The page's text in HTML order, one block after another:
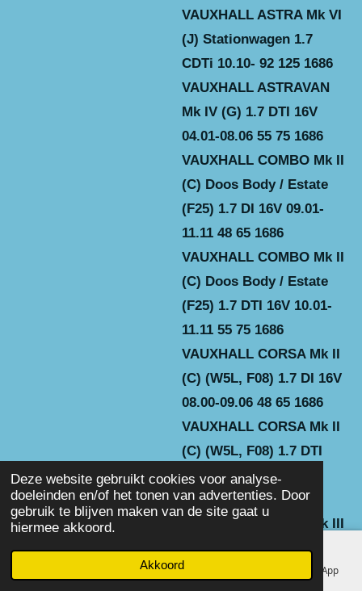
Deze website gebruikt cookies voor analyse-
doeleinden en/of het tonen van advertenties. Door
gebruik te blijven maken van de site gaat u
hiermee akkoord.
Akkoord
VAUXHALL ASTRA Mk VI
(J) Stationwagen 1.7
CDTi 10.10- 92 125 1686
VAUXHALL ASTRAVAN
Mk IV (G) 1.7 DTI 16V
04.01-08.06 55 75 1686
VAUXHALL COMBO Mk II
(C) Doos Body / Estate
(F25) 1.7 DI 16V 09.01-
11.11 48 65 1686
VAUXHALL COMBO Mk II
(C) Doos Body / Estate
(F25) 1.7 DTI 16V 10.01-
11.11 55 75 1686
VAUXHALL CORSA Mk II
(C) (W5L, F08) 1.7 DI 16V
08.00-09.06 48 65 1686
VAUXHALL CORSA Mk II
(C) (W5L, F08) 1.7 DTI
16V 08.00-09.06 55 75
1686
VAUXHALL CORSA Mk III
(D) (L_8) 1.7 CDTI 11.06-
08.14 92 125 1686
Telefoonnummer WhatsApp